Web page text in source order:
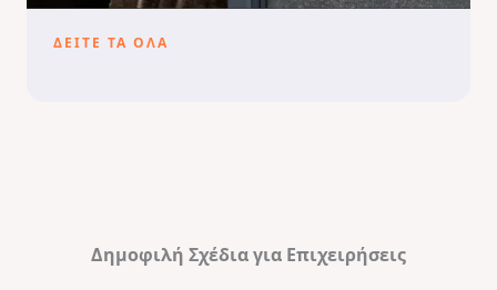
ΔΕΙΤΕ ΤΑ ΟΛΑ
Δημοφιλή Σχέδια για Επιχειρήσεις